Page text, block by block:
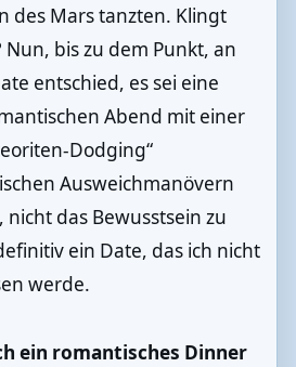
des Mars tanzten. Klingt
bis zu dem Punkt, an
entschied, es sei eine
Abend mit einer
Dodging“
Ausweichmanövern
das Bewusstsein zu
ein Date, das ich nicht
werde.
ein romantisches Dinner